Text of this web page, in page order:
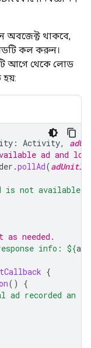
অবজেক্ট থাকবে,
কল করুন।
আগে থেকে লোড
হয়:
: Activity,
ad and
.pollAd(adUnitId
not available."
needed.
info: ${ad
{
()
{
recorded an